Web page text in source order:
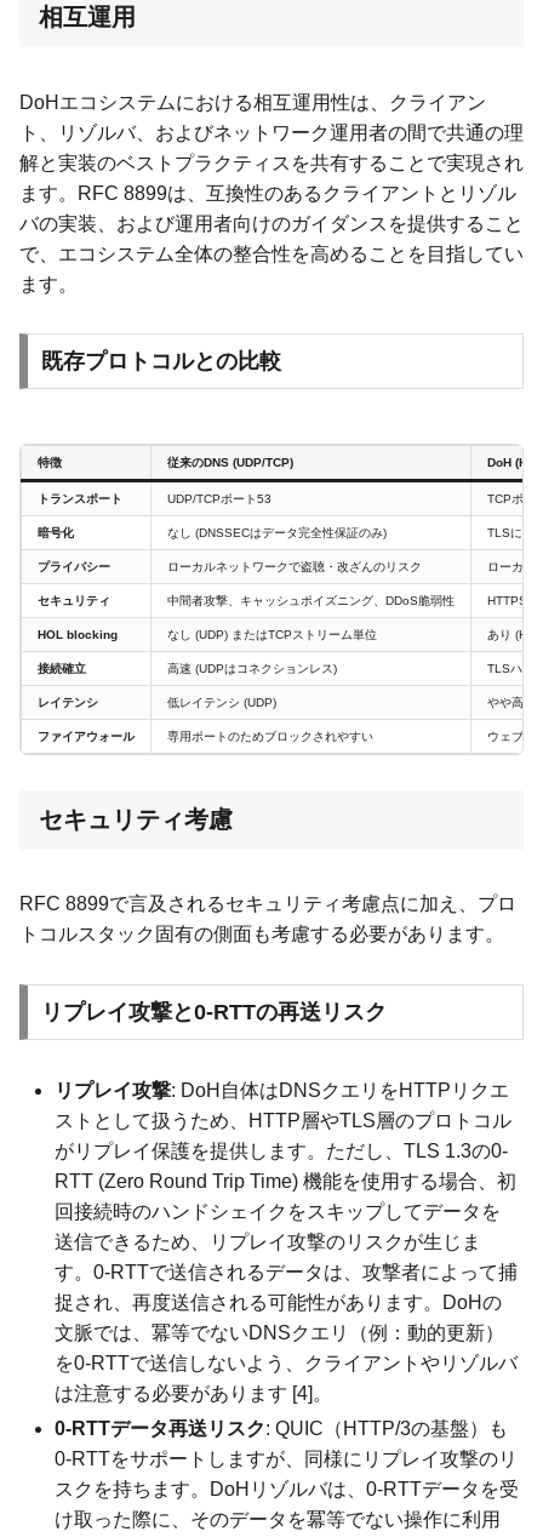
相互運用
DoHエコシステムにおける相互運用性は、クライアン
ト、リゾルバ、およびネットワーク運用者の間で共通の理
解と実装のベストプラクティスを共有することで実現され
ます。RFC 8899は、互換性のあるクライアントとリゾル
バの実装、および運用者向けのガイダンスを提供すること
で、エコシステム全体の整合性を高めることを目指してい
ます。
既存プロトコルとの比較
特徴 従来のDNS (UDP/TCP) DoH
トランスポート UDP/TCPポート53 TCPポー
暗号化 なし (DNSSECはデータ完全性保証のみ) TLSによ
プライバシー ローカルネットワークで盗聴・改ざんのリスク ローカル
セキュリティ 中間者攻撃、キャッシュポイズニング、DDoS脆弱性 HTTPSに
HOL blocking なし (UDP) またはTCPストリーム単位 あり
接続確立 高速 (UDPはコネクションレス) TLSハン
レイテンシ 低レイテンシ (UDP) やや高レ
ファイアウォール 専用ポートのためブロックされやすい ウェブト
セキュリティ考慮
RFC 8899で言及されるセキュリティ考慮点に加え、プロ
トコルスタック固有の側面も考慮する必要があります。
リプレイ攻撃と0-RTTの再送リスク
リプレイ攻撃: DoH自体はDNSクエリをHTTPリクエ
ストとして扱うため、HTTP層やTLS層のプロトコル
がリプレイ保護を提供します。ただし、TLS 1.3の0-
RTT (Zero Round Trip Time) 機能を使用する場合、初
回接続時のハンドシェイクをスキップしてデータを
送信できるため、リプレイ攻撃のリスクが生じま
す。0-RTTで送信されるデータは、攻撃者によって捕
捉され、再度送信される可能性があります。DoHの
文脈では、冪等でないDNSクエリ（例：動的更新）
を0-RTTで送信しないよう、クライアントやリゾルバ
は注意する必要があります [4]。
0-RTTデータ再送リスク: QUIC（HTTP/3の基盤）も
0-RTTをサポートしますが、同様にリプレイ攻撃のリ
スクを持ちます。DoHリゾルバは、0-RTTデータを受
け取った際に、そのデータを冪等でない操作に利用